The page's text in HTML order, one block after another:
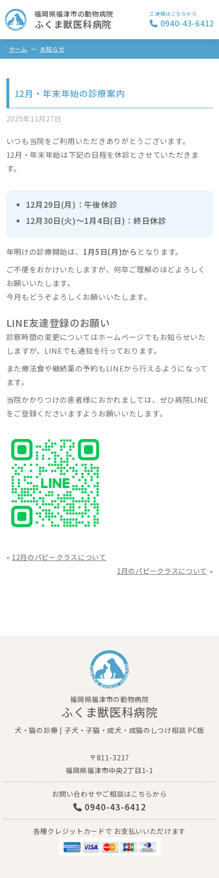
福岡県福津市の動物病院
ふくま獣医科病院
ご連絡はこちらから
0940-43-6412
ホーム お知らせ
12月・年末年始の診療案内
2025年11月27日
いつも当院をご利用いただきありがとうございます。
12月・年末年始は下記の日程を休診とさせていただきま
す。
12月29日(月)：午後休診
12月30日(火)～1月4日(日)：終日休診
年明けの診療開始は、 1月5日(月)から となります。
ご不便をおかけいたしますが、何卒ご理解のほどよろしく
お願いいたします。
今月もどうぞよろしくお願いいたします。
LINE友達登録のお願い
診察時間の変更についてはホームページでもお知らせいた
しますが、LINEでも通知を行っております。
また療法食や継続薬の予約もLINEから行えるようになって
ます。
当院かかりつけの患者様におかれましては、ぜひ病院LINE
をご登録くださいますようお願いいたします。
« 12月のパピークラスについて
1月のパピークラスについて »
福岡県福津市の動物病院
ふくま獣医科病院
犬・猫の診療 | 子犬・子猫・成犬・成猫のしつけ相談 PC版
〒811-3217
福岡県福津市中央2丁目1-1
お問い合わせやご相談はこちらから
0940-43-6412
各種クレジットカードで お支払いいただけます